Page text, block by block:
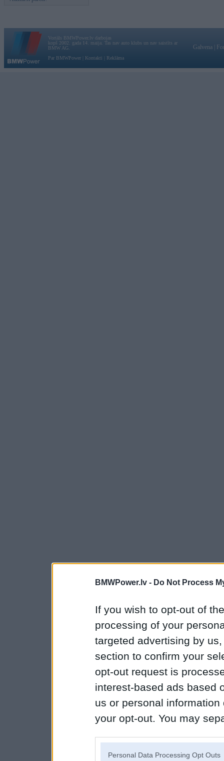
BMWPower.lv - Do Not Process
If you wish to opt-out of
processing of your
targeted advertising by
section to confirm your
opt-out request is
interest-based ads based
us or personal
your opt-out. You may
Personal Data Processing Opt Outs
Vortāls BMWPower.lv darbojas
kopš 2002. gada 14. maija. Tas nav auto klubs un nav saistīts ar
BMW AG.
Par BMWPower
Kontakti Reklāma
Galvena